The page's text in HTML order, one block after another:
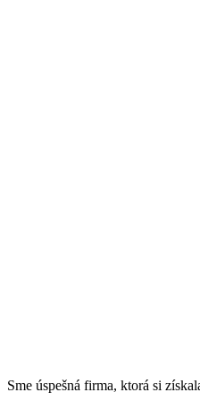
Sme úspešná firma, ktorá si